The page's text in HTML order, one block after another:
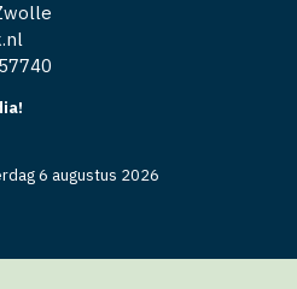
6 augustus 2026